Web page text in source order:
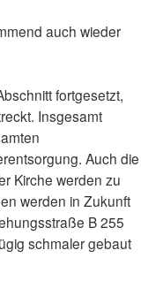
auch wieder
fortgesetzt,
Insgesamt
Auch die
Kirche werden zu
werden in Zukunft
B 255
schmaler gebaut